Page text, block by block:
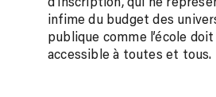
infime du budget des
publique comme l’école
accessible à toutes et tous.